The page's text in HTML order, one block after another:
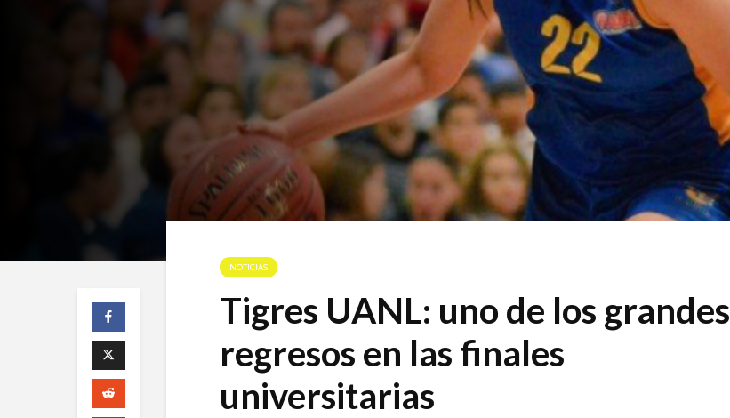
NOTICIAS
Tigres UANL: uno de los grandes
regresos en las finales
universitarias